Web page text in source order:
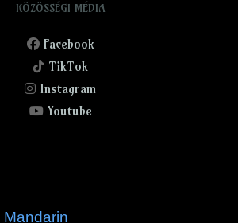
KÖZÖSSÉGI MÉDIA
Facebook
TikTok
Instagram
Youtube
Mandarin